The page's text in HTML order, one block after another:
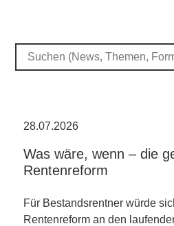
28.07.2026
Was wäre, wenn – die
Rentenreform
Für Bestandsrentner würde
Rentenreform an den